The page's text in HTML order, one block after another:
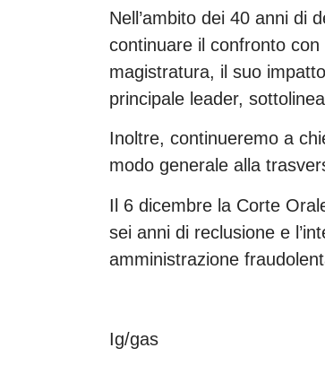
Nell’ambito dei 40 anni di
continuare il confronto
magistratura, il suo
principale leader,
Inoltre, continueremo a
modo generale alla
Il 6 dicembre la Corte
sei anni di reclusione e
amministrazione
Ig/gas